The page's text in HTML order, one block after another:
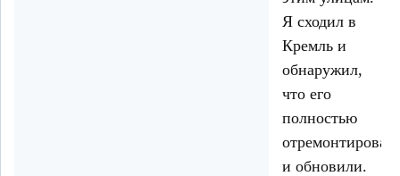
Я сходил в
Кремль и
обнаружил,
что его
полностью
и обновили.